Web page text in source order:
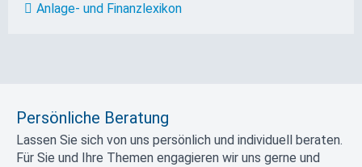
Anlage- und Finanzlexikon
Persönliche Beratung
Lassen Sie sich von uns persönlich und individuell beraten.
Für Sie und Ihre Themen engagieren wir uns gerne und